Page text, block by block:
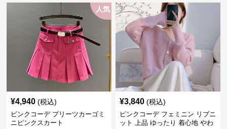
人気
¥4,940 (税込)
ピンクコーデ プリーツカーゴミ
ニピンクスカート
¥3,840 (税込)
ピンクコーデ フェミニン リブニ
ット 上品 ゆったり 着心地 やわ